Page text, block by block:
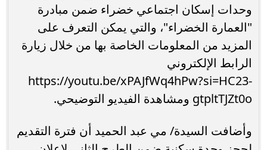
وحدات إسكان اجتماعي خضراء ضمن مبادرة
"العمارة الخضراء"، والتي يمكن التعرف على
المزيد من المعلومات الخاصة بها من خلال زيارة
الرابط الإلكتروني
https://youtu.be/xPAJfWq4hPw?si=HC23-
gtpltTJZt0o ومشاهدة الفيديو التوضيحي.
وأضافت السيدة/ مي عبد الحميد أن فترة التقديم